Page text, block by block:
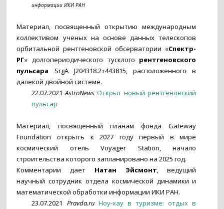
информации ИКИ РАН
Материал, посвященный открытию международным
коллективом ученых на основе данных телескопов
орбитальной рентгеновской обсерватории «Спектр-
РГ» долгопериодического тусклого рентгеновского
пульсара SrgA J204318.2+443815, расположенного в
далекой двойной системе.
22.07.2021AstroNews Открыт новый рентгеновский
пульсар
Материал, посвященный планам фонда Gateway
Foundation открыть к 2027 году первый в мире
космический отель Voyager Station, начало
строительства которого запланировано на 2025 год.
Комментарии дает Натан Эйсмонт, ведущий
научный сотрудник отдела космической динамики и
математической обработки информации ИКИ РАН.
23.07.2021 Pravda.ru Ноу-хау в туризме: отдых в